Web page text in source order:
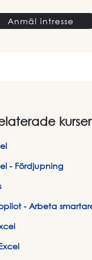
Anmäl intresse
kurser
- Fördjupning